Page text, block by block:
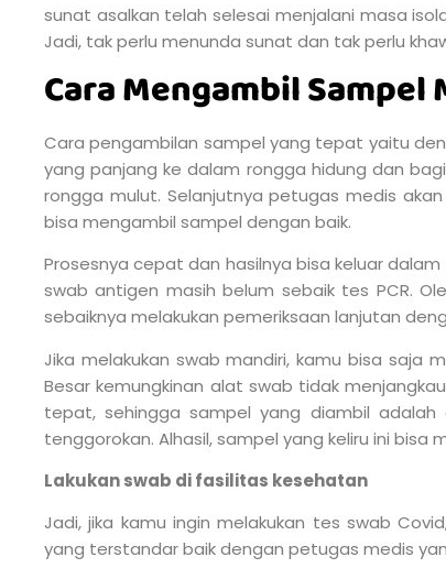
sunat asalkan telah selesai menjalani masa
Jadi, tak perlu menunda sunat dan tak perlu
Cara Mengambil Sampel
Cara pengambilan sampel yang tepat yaitu
yang panjang ke dalam rongga hidung dan
rongga mulut. Selanjutnya petugas medis
bisa mengambil sampel dengan baik.
Prosesnya cepat dan hasilnya bisa keluar
swab antigen masih belum sebaik tes PCR.
sebaiknya melakukan pemeriksaan lanjutan
Jika melakukan swab mandiri, kamu bisa saja
Besar kemungkinan alat swab tidak
tepat, sehingga sampel yang diambil
tenggorokan. Alhasil, sampel yang keliru ini bisa
Lakukan swab di fasilitas kesehatan
Jadi, jika kamu ingin melakukan tes swab
yang terstandar baik dengan petugas medis